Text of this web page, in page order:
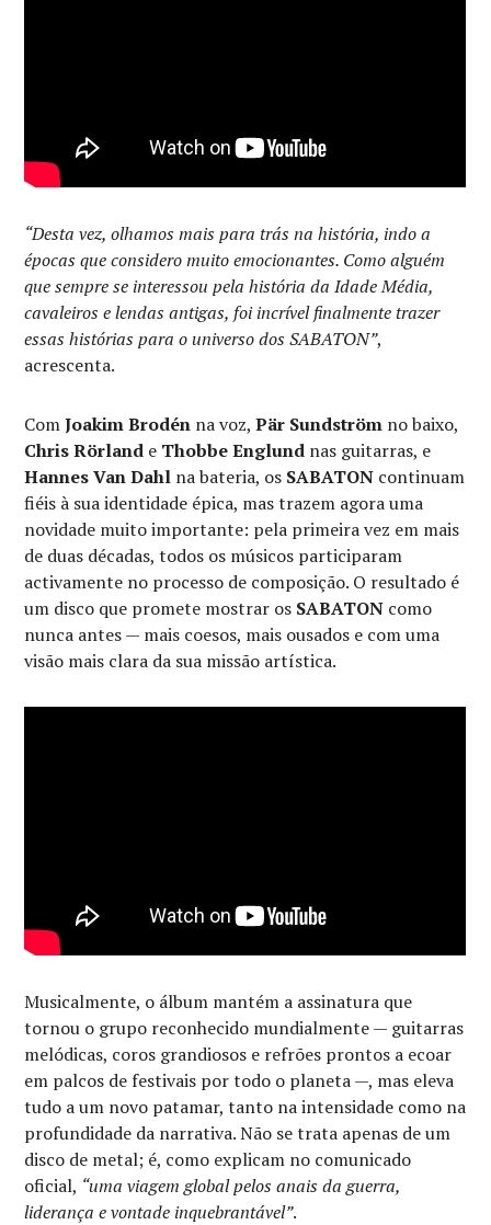
“Desta vez, olhamos mais para trás na história, indo a
épocas que considero muito emocionantes. Como alguém
que sempre se interessou pela história da Idade Média,
cavaleiros e lendas antigas, foi incrível finalmente trazer
essas histórias para o universo dos SABATON”,
acrescenta.
ComJoakim Brodén na voz,Pär Sundström no baixo,
Chris Rörland e Thobbe Englund nas guitarras, e
Hannes Van Dahl na bateria, os SABATON continuam
fiéis à sua identidade épica, mas trazem agora uma
novidade muito importante: pela primeira vez em mais
de duas décadas, todos os músicos participaram
activamente no processo de composição. O resultado é
um disco que promete mostrar os SABATON como
nunca antes — mais coesos, mais ousados e com uma
visão mais clara da sua missão artística.
Musicalmente, o álbum mantém a assinatura que
tornou o grupo reconhecido mundialmente — guitarras
melódicas, coros grandiosos e refrões prontos a ecoar
em palcos de festivais por todo o planeta —, mas eleva
tudo a um novo patamar, tanto na intensidade como na
profundidade da narrativa. Não se trata apenas de um
disco de metal; é, como explicam no comunicado
oficial, “uma viagem global pelos anais da guerra,
liderança e vontade inquebrantável”.